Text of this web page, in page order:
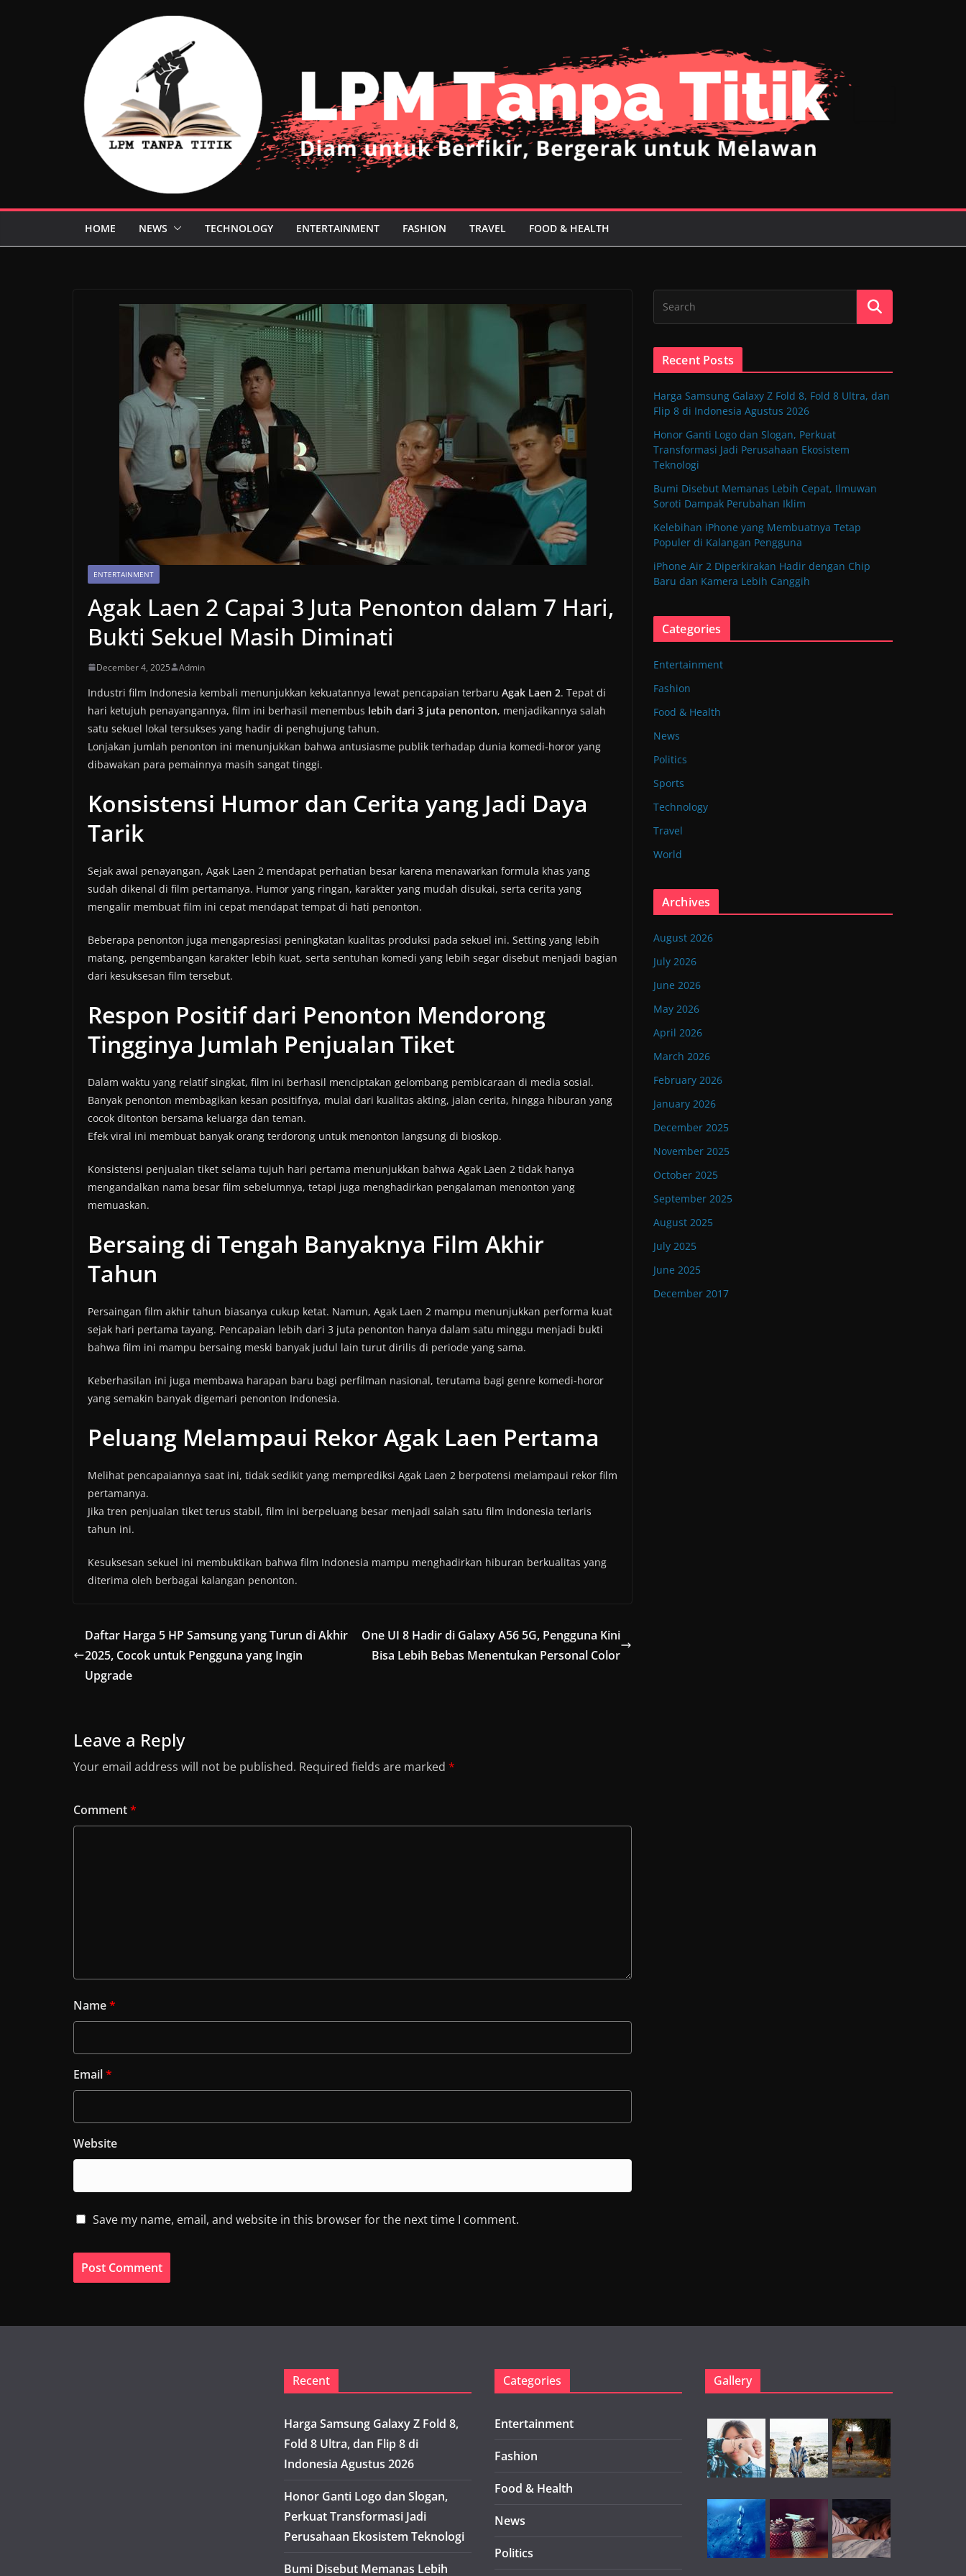
HOME NEWS TECHNOLOGY ENTERTAINMENT FASHION TRAVEL FOOD & HEALTH
ENTERTAINMENT
Agak Laen 2 Capai 3 Juta Penonton dalam 7 Hari,
Bukti Sekuel Masih Diminati
December 4, 2025 Admin
Industri film Indonesia kembali menunjukkan kekuatannya lewat pencapaian terbaru Agak Laen 2. Tepat di
hari ketujuh penayangannya, film ini berhasil menembus lebih dari 3 juta penonton, menjadikannya salah
satu sekuel lokal tersukses yang hadir di penghujung tahun.
Lonjakan jumlah penonton ini menunjukkan bahwa antusiasme publik terhadap dunia komedi-horor yang
dibawakan para pemainnya masih sangat tinggi.
Konsistensi Humor dan Cerita yang Jadi Daya
Tarik
Sejak awal penayangan, Agak Laen 2 mendapat perhatian besar karena menawarkan formula khas yang
sudah dikenal di film pertamanya. Humor yang ringan, karakter yang mudah disukai, serta cerita yang
mengalir membuat film ini cepat mendapat tempat di hati penonton.
Beberapa penonton juga mengapresiasi peningkatan kualitas produksi pada sekuel ini. Setting yang lebih
matang, pengembangan karakter lebih kuat, serta sentuhan komedi yang lebih segar disebut menjadi bagian
dari kesuksesan film tersebut.
Respon Positif dari Penonton Mendorong
Tingginya Jumlah Penjualan Tiket
Dalam waktu yang relatif singkat, film ini berhasil menciptakan gelombang pembicaraan di media sosial.
Banyak penonton membagikan kesan positifnya, mulai dari kualitas akting, jalan cerita, hingga hiburan yang
cocok ditonton bersama keluarga dan teman.
Efek viral ini membuat banyak orang terdorong untuk menonton langsung di bioskop.
Konsistensi penjualan tiket selama tujuh hari pertama menunjukkan bahwa Agak Laen 2 tidak hanya
mengandalkan nama besar film sebelumnya, tetapi juga menghadirkan pengalaman menonton yang
memuaskan.
Bersaing di Tengah Banyaknya Film Akhir
Tahun
Persaingan film akhir tahun biasanya cukup ketat. Namun, Agak Laen 2 mampu menunjukkan performa kuat
sejak hari pertama tayang. Pencapaian lebih dari 3 juta penonton hanya dalam satu minggu menjadi bukti
bahwa film ini mampu bersaing meski banyak judul lain turut dirilis di periode yang sama.
Keberhasilan ini juga membawa harapan baru bagi perfilman nasional, terutama bagi genre komedi-horor
yang semakin banyak digemari penonton Indonesia.
Peluang Melampaui Rekor Agak Laen Pertama
Melihat pencapaiannya saat ini, tidak sedikit yang memprediksi Agak Laen 2 berpotensi melampaui rekor film
pertamanya.
Jika tren penjualan tiket terus stabil, film ini berpeluang besar menjadi salah satu film Indonesia terlaris
tahun ini.
Kesuksesan sekuel ini membuktikan bahwa film Indonesia mampu menghadirkan hiburan berkualitas yang
diterima oleh berbagai kalangan penonton.
Daftar Harga 5 HP Samsung yang Turun di Akhir
2025, Cocok untuk Pengguna yang Ingin
Upgrade
One UI 8 Hadir di Galaxy A56 5G, Pengguna Kini
Bisa Lebih Bebas Menentukan Personal Color
Leave a Reply
Your email address will not be published. Required fields are marked *
Comment*
Name*
Email*
Website
Save my name, email, and website in this browser for the next time I comment.
Recent Posts
Harga Samsung Galaxy Z Fold 8, Fold 8 Ultra, dan
Flip 8 di Indonesia Agustus 2026
Honor Ganti Logo dan Slogan, Perkuat
Transformasi Jadi Perusahaan Ekosistem
Teknologi
Bumi Disebut Memanas Lebih Cepat, Ilmuwan
Soroti Dampak Perubahan Iklim
Kelebihan iPhone yang Membuatnya Tetap
Populer di Kalangan Pengguna
iPhone Air 2 Diperkirakan Hadir dengan Chip
Baru dan Kamera Lebih Canggih
Categories
Entertainment
Fashion
Food & Health
News
Politics
Sports
Technology
Travel
World
Archives
August 2026
July 2026
June 2026
May 2026
April 2026
March 2026
February 2026
January 2026
December 2025
November 2025
October 2025
September 2025
August 2025
July 2025
June 2025
December 2017
Recent
Harga Samsung Galaxy Z Fold 8,
Fold 8 Ultra, dan Flip 8 di
Indonesia Agustus 2026
Honor Ganti Logo dan Slogan,
Perkuat Transformasi Jadi
Perusahaan Ekosistem Teknologi
Bumi Disebut Memanas Lebih
Categories
Entertainment
Fashion
Food & Health
News
Politics
Gallery